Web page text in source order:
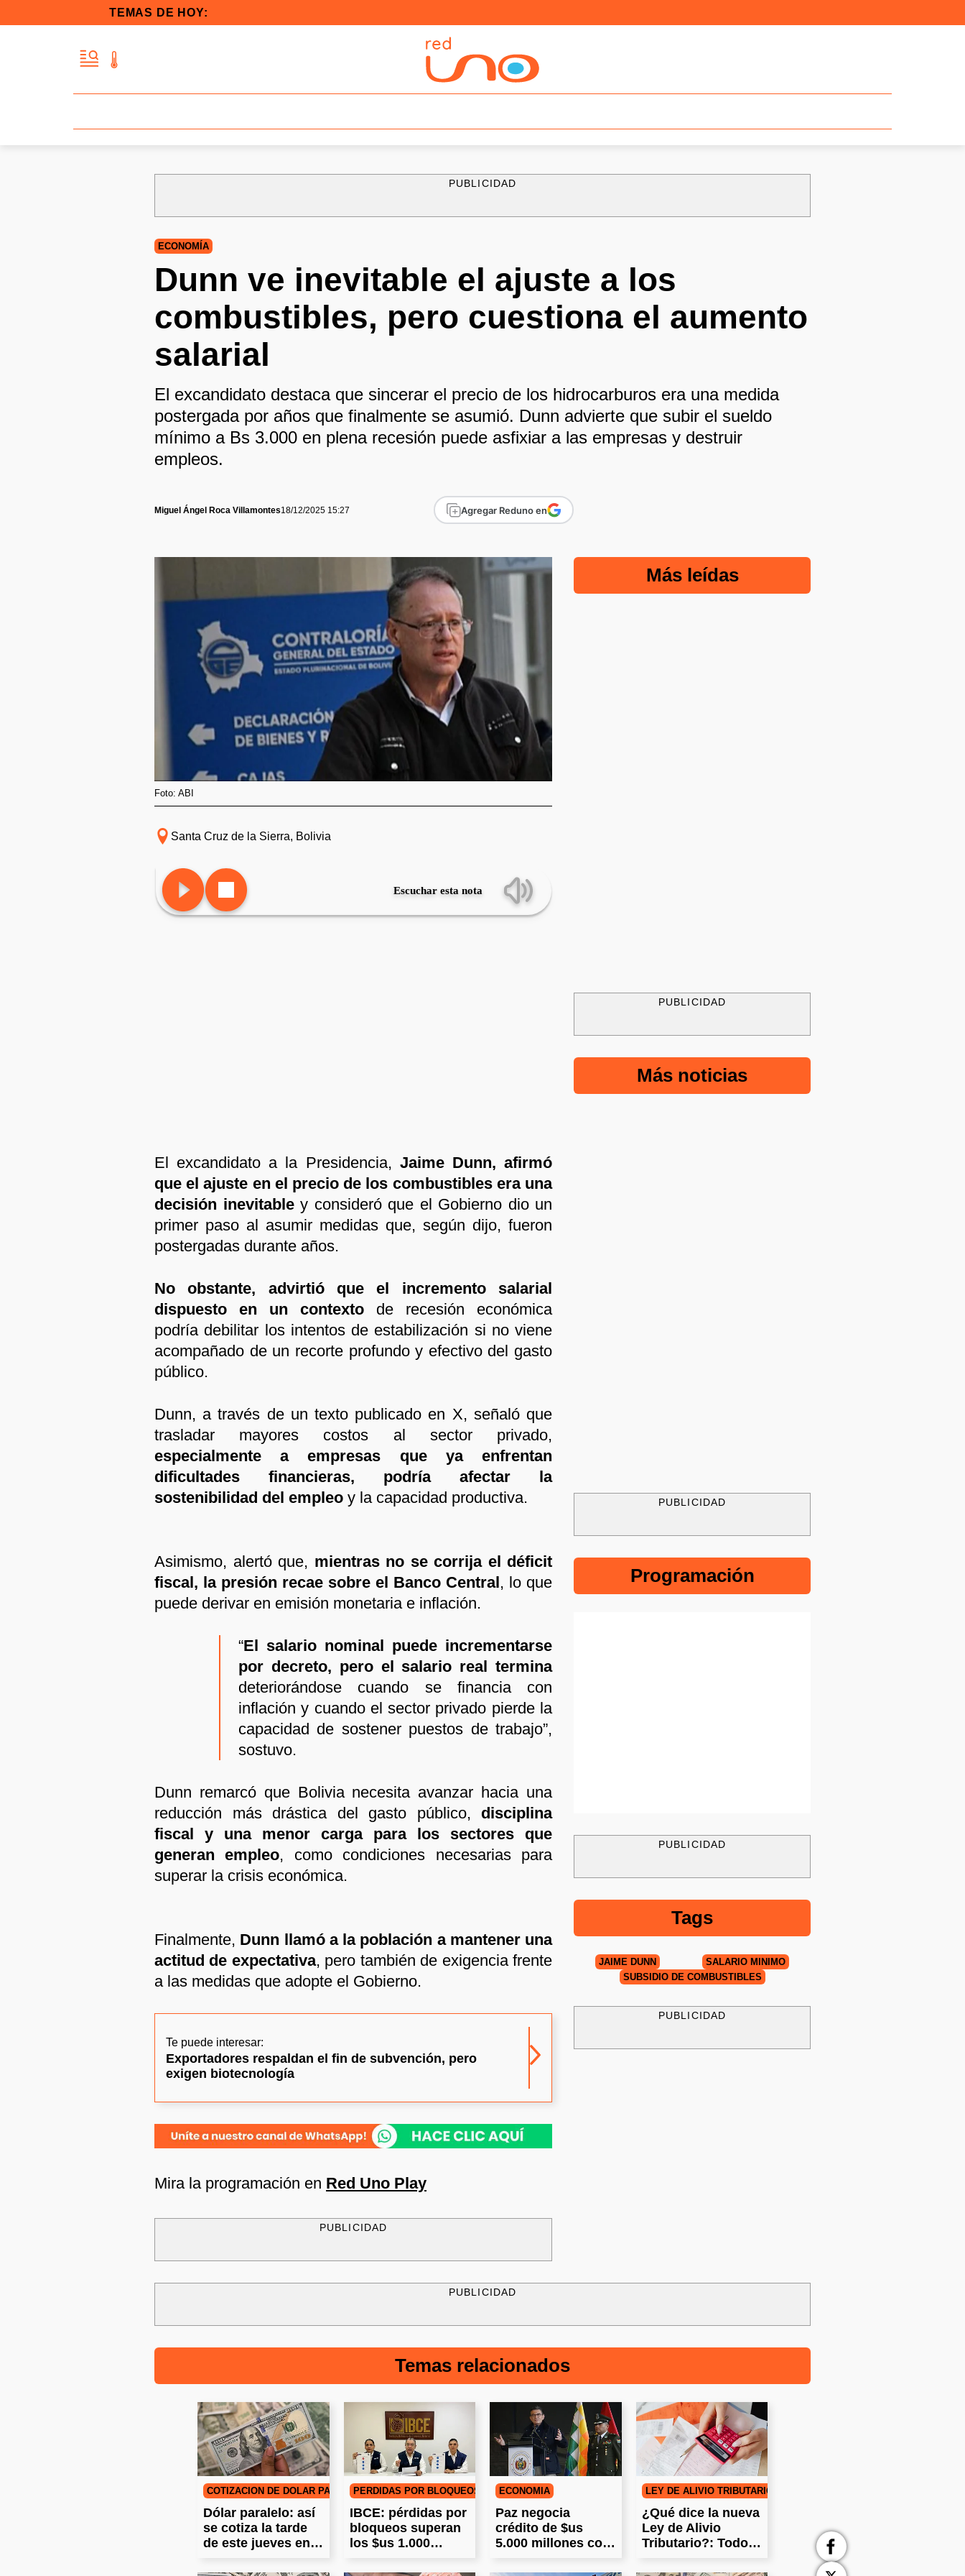
TEMAS DE HOY:
PUBLICIDAD
ECONOMÍA
Dunn ve inevitable el ajuste a los
combustibles, pero cuestiona el aumento
salarial
El excandidato destaca que sincerar el precio de los hidrocarburos era una medida
postergada por años que finalmente se asumió. Dunn advierte que subir el sueldo
mínimo a Bs 3.000 en plena recesión puede asfixiar a las empresas y destruir
empleos.
Miguel Ángel Roca Villamontes18/12/2025 15:27 Agregar Reduno en
Foto: ABI
Santa Cruz de la Sierra, Bolivia
Escuchar esta nota
El excandidato a la Presidencia, Jaime Dunn, afirmó
que el ajuste en el precio de los combustibles era una
decisión inevitabley consideró que el Gobierno dio un
primer paso al asumir medidas que, según dijo, fueron
postergadas durante años.
No obstante, advirtió que el incremento salarial
dispuesto en un contexto de recesión económica
podría debilitar los intentos de estabilización si no viene
acompañado de un recorte profundo y efectivo del gasto
público.
Dunn, a través de un texto publicado en X, señaló que
trasladar mayores costos al sector privado,
especialmente a empresas que ya enfrentan
dificultades financieras, podría afectar la
sostenibilidad del empleo y la capacidad productiva.
Asimismo, alertó que, mientras no se corrija el déficit
fiscal, la presión recae sobre el Banco Central, lo que
puede derivar en emisión monetaria e inflación.
“El salario nominal puede incrementarse
por decreto, pero el salario real termina
deteriorándose cuando se financia con
inflación y cuando el sector privado pierde la
capacidad de sostener puestos de trabajo”,
sostuvo.
Dunn remarcó que Bolivia necesita avanzar hacia una
reducción más drástica del gasto público, disciplina
fiscal y una menor carga para los sectores que
generan empleo, como condiciones necesarias para
superar la crisis económica.
Finalmente, Dunn llamó a la población a mantener una
actitud de expectativa, pero también de exigencia frente
a las medidas que adopte el Gobierno.
Te puede interesar:
Exportadores respaldan el fin de subvención, pero
exigen biotecnología
Mira la programación en Red Uno Play
PUBLICIDAD
Más leídas
PUBLICIDAD
Más noticias
PUBLICIDAD
Programación
PUBLICIDAD
Tags
JAIME DUNN
SALARIO MÍNIMO
SUBSIDIO DE COMBUSTIBLES
PUBLICIDAD
PUBLICIDAD
Temas relacionados
COTIZACIÓN DE DÓLAR PARALELO
Dólar paralelo: así
se cotiza la tarde
de este jueves en
PÉRDIDAS POR BLOQUEOS
IBCE: pérdidas por
bloqueos superan
los $us 1.000
ECONOMÍA
Paz negocia
crédito de $us
5.000 millones con
LEY DE ALIVIO TRIBUTARIO
¿Qué dice la nueva
Ley de Alivio
Tributario?: Todo